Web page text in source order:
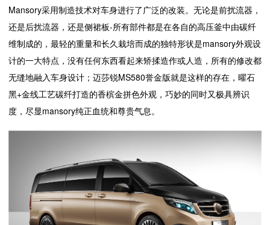
Mansory采用制造技术对车身进行了广泛的改装。无论是前扰流器，
还是后扰流器，还是侧裙板-所有部件都是在各自的高压釜中由碳纤
维制成的，最轻的重量和长久栽培而成的独特形状是mansory外观设
计的一大特点，没有任何东西看起来矫揉造作或人造，所有的修改都
无缝地融入车身设计；迈莎锐MS580誉金版就是这样的存在，曜石
黑+金线工艺碳纤打造的香槟金拼色外观，巧妙的同时又极具辨识
度，尽显mansory纯正血统和尊贵气息。